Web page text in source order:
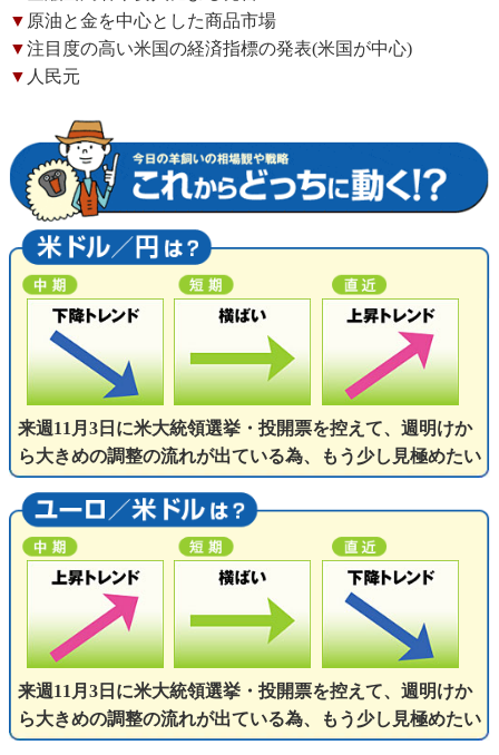
▼ 原油と金を中心とした商品市場
▼注目度の高い米国の経済指標の発表(米国が中心)
▼ 人民元
来週11月3日に米大統領選挙・投開票を控えて、週明けか
ら大きめの調整の流れが出ている為、もう少し見極めたい
来週11月3日に米大統領選挙・投開票を控えて、週明けか
ら大きめの調整の流れが出ている為、もう少し見極めたい